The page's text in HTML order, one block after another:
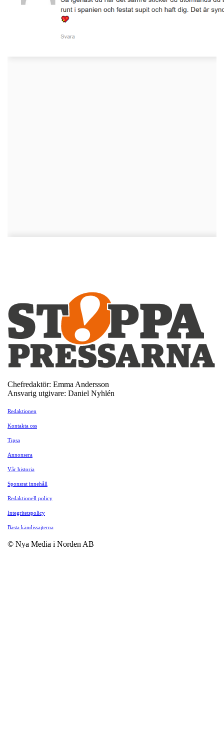
Chefredaktör: Emma Andersson
Ansvarig utgivare: Daniel Nyhlén
Redaktionen
Kontakta oss
Tipsa
Annonsera
Vår historia
Sponsrat innehåll
Redaktionell policy
Integritetspolicy
Bästa kändissajterna
© Nya Media i Norden AB